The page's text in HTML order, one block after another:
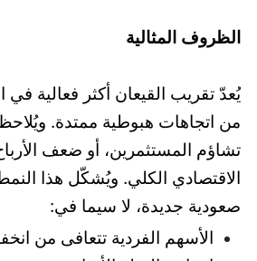
الظروف المثالية
يُعدّ تقريب القيعان أكثر فعالية في
من اتجاهات هبوطية ممتدة.
تشاؤم المستثمرين، أو ضعف
الاقتصادي الكلي. ويُشكّل هذا
صعودية جديدة، لا سيما في:
الأسهم الفردية تتعافى من